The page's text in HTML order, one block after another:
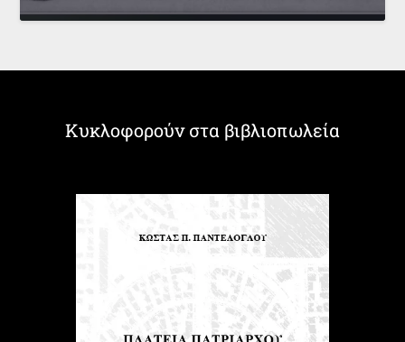
Κυκλοφορούν στα βιβλιοπωλεία